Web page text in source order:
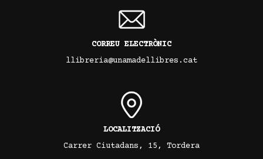
CORREU ELECTRÒNIC
llibreria@unamadellibres.cat
LOCALITZACIÓ
Carrer Ciutadans, 15, Tordera